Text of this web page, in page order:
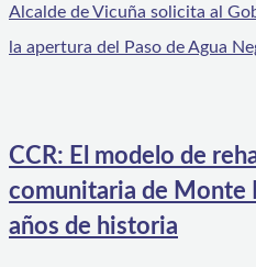
Alcalde de Vicuña solicita al
la apertura del Paso de Agua
CCR: El modelo de
comunitaria de Monte
años de historia